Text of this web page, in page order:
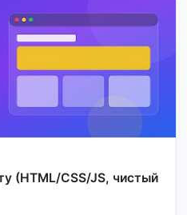
(HTML/CSS/JS, чистый